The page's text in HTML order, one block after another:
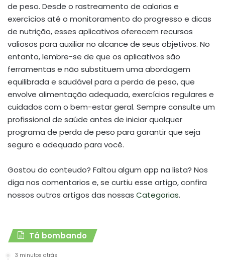
de peso. Desde o rastreamento de calorias e
exercícios até o monitoramento do progresso e dicas
de nutrição, esses aplicativos oferecem recursos
valiosos para auxiliar no alcance de seus objetivos. No
entanto, lembre-se de que os aplicativos são
ferramentas e não substituem uma abordagem
equilibrada e saudável para a perda de peso, que
envolve alimentação adequada, exercícios regulares e
cuidados com o bem-estar geral. Sempre consulte um
profissional de saúde antes de iniciar qualquer
programa de perda de peso para garantir que seja
seguro e adequado para você.
Gostou do conteudo? Faltou algum app na lista? Nos
diga nos comentarios e, se curtiu esse artigo, confira
nossos outros artigos das nossas Categorias.
Tá bombando
3 minutos atrás